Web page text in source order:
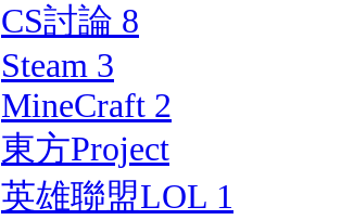
CS討論 8
Steam 3
MineCraft 2
東方Project
英雄聯盟LOL 1